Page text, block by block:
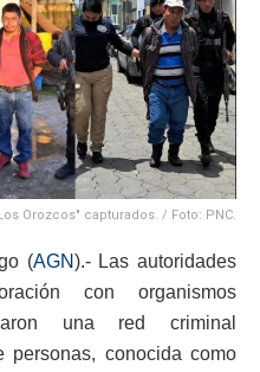
Orozcos" capturados. / Foto: PNC.
(AGN).- Las autoridades
con organismos
una red criminal
conocida como